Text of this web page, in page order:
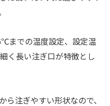
までの温度設定、設定温
く長い注ぎ口が特徴とし
ら注ぎやすい形状なので、